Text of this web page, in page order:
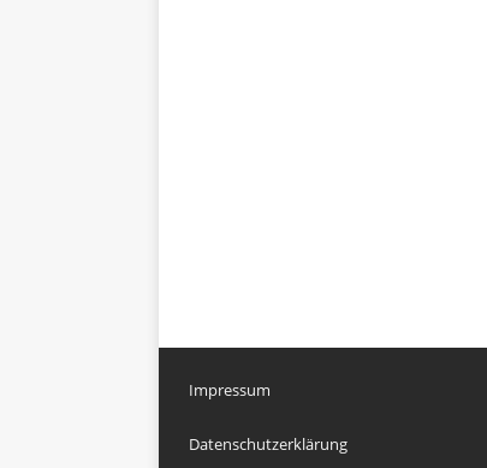
Impressum
Datenschutzerklärung